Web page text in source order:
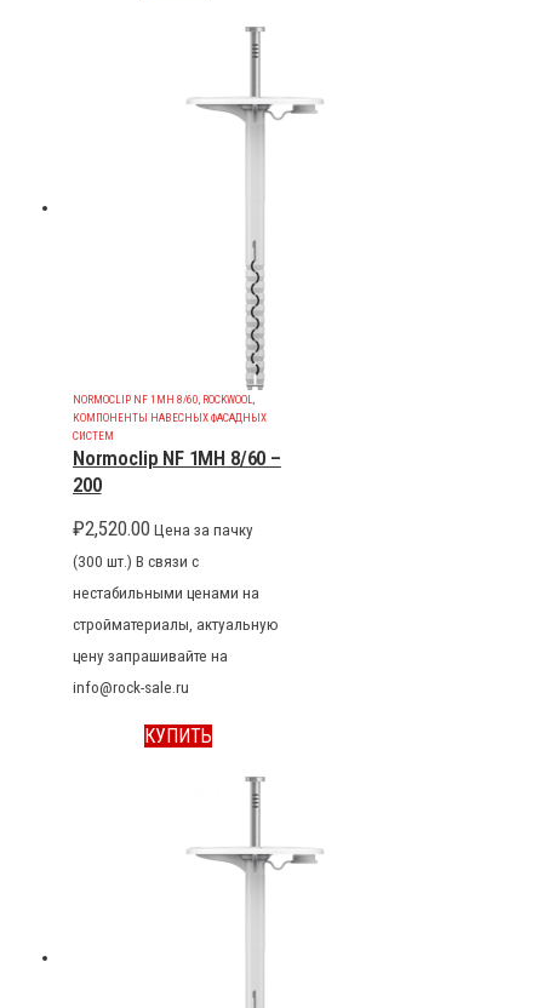
NORMOCLIP NF 1MH 8/60 ROCKWOOL
КОМПОНЕНТЫ НАВЕСНЫХ ФАСАДНЫХ
СИСТЕМ
Normoclip NF 1MH 8/60 –
200
₽2,520.00 Цена за пачку
(300 шт.) В связи с
нестабильными ценами на
стройматериалы, актуальную
цену запрашивайте на
info@rock-sale.ru
КУПИТЬ